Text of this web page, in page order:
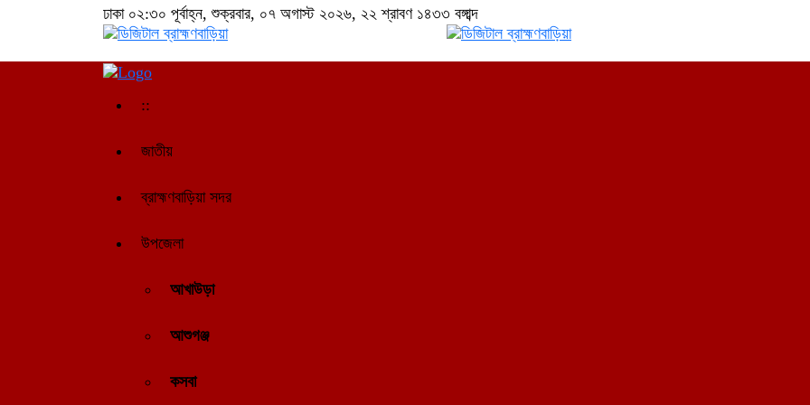
ঢাকা ০২:৩০ পূর্বাহ্ন, শুক্রবার, ০৭ অগাস্ট ২০২৬, ২২ শ্রাবণ ১৪৩৩ বঙ্গাব্দ
::
জাতীয়
ব্রাহ্মণবাড়িয়া সদর
উপজেলা
আখাউড়া
আশুগঞ্জ
কসবা